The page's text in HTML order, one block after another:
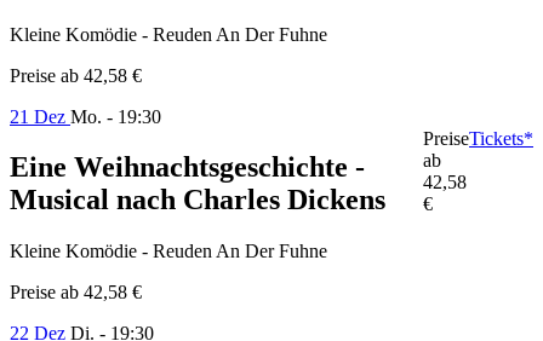
Kleine Komödie - Reuden An Der Fuhne
Preise ab 42,58 €
21 Dez Mo. - 19:30
Eine Weihnachtsgeschichte -
Musical nach Charles Dickens
Kleine Komödie - Reuden An Der Fuhne
Preise ab 42,58 €
Preise
ab
42,58
€
Tickets*
22 Dez Di. - 19:30